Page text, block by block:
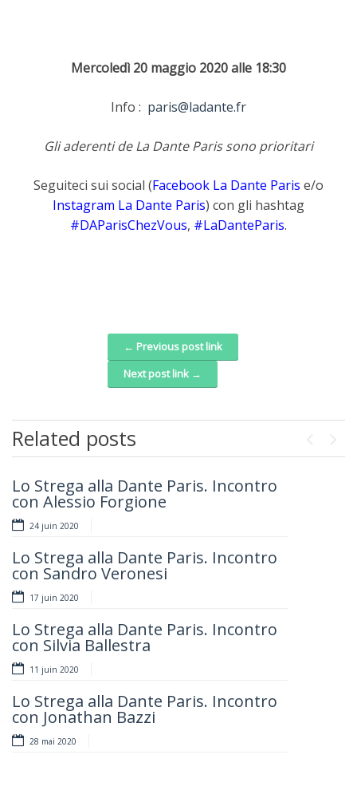
Mercoledì 20 maggio 2020 alle 18:30
Info : paris@ladante.fr
Gli aderenti de La Dante Paris sono prioritari
Seguiteci sui social (Facebook La Dante Paris e/o
Instagram La Dante Paris) con gli hashtag
#DAParisChezVous, #LaDanteParis.
Post navigation← Previous post link
Next post link →
Related posts
Lo Strega alla Dante Paris. Incontro
con Alessio Forgione
24 juin 2020
Lo Strega alla Dante Paris. Incontro
con Sandro Veronesi
17 juin 2020
Lo Strega alla Dante Paris. Incontro
con Silvia Ballestra
11 juin 2020
Lo Strega alla Dante Paris. Incontro
con Jonathan Bazzi
28 mai 2020
Cucina con La Dante!
6 mai 2020
Février) et les tragédies dans les
territoires orientaux à la fin de la
Deuxième Guerre Mondiale
“Les trois phases de l’émigration
italienne : dés l’Unité italienne au
Brexit”
4 février 2020